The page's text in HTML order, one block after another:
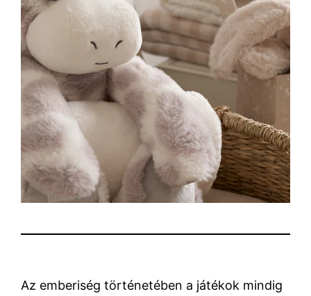
Az emberiség történetében a játékok mindig